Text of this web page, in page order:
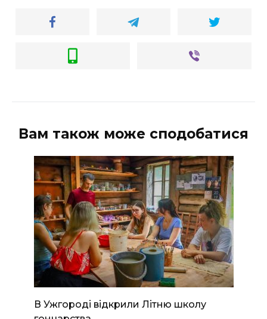
Вам також може сподобатися
В Ужгороді відкрили Літню школу